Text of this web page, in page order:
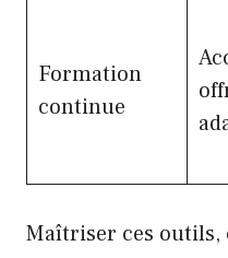
Formation
continue
Maîtriser ces outils,